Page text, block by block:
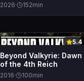
2026· 152min
5.4
Beyond Valkyrie: Dawn
of the 4th Reich
2016· 100min